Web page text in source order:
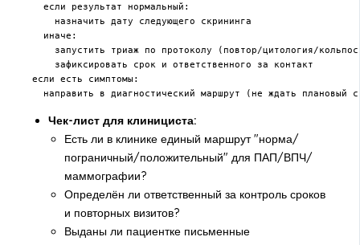
  если результат нормальный:
    назначить дату следующего скрининга
  иначе:
запустить триаж по протоколу (повтор/цитология/
    зафиксировать срок и ответственного за контакт
если есть симптомы:
направить в диагностический маршрут (не ждать плановый
Чек-лист для клинициста:
Есть ли в клинике единый маршрут "норма/
пограничный/положительный" для ПАП/ВПЧ/
маммографии?
Определён ли ответственный за контроль сроков
и повторных визитов?
Выданы ли пациентке письменные